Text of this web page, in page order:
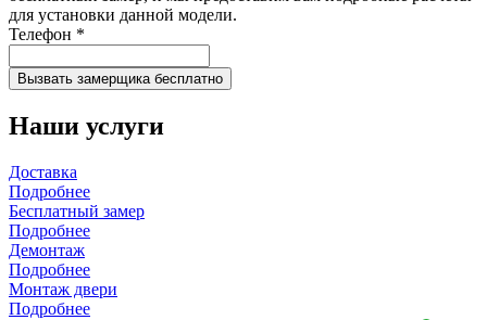
для установки данной модели.
Телефон *
Наши услуги
Доставка
Подробнее
Бесплатный замер
Подробнее
Демонтаж
Подробнее
Монтаж двери
Подробнее